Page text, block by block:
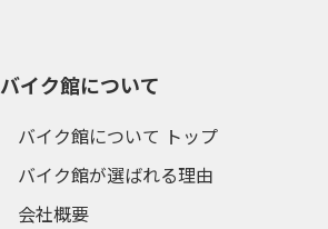
バイク館について
バイク館について トップ
バイク館が選ばれる理由
会社概要